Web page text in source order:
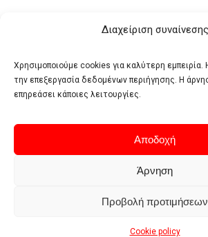
Διαχείριση συναίνεσης
Χρησιμοποιούμε cookies για καλύτερη εμπειρία.
την επεξεργασία δεδομένων περιήγησης. Η
επηρεάσει κάποιες λειτουργίες.
Αποδοχή
Άρνηση
Προβολή προτιμήσεων
Cookie policy
Πολυτέλεια δεν είναι το αντίθετο της ανέχειας,
Terms of use Privacy policy